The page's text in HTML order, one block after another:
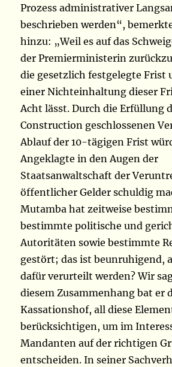
Prozess administrativer
beschrieben werden“,
hinzu: „Weil es auf das
der Premierministerin
die gesetzlich festgelegte Frist
einer Nichteinhaltung dieser
Acht lässt. Durch die Erfüllung
Construction geschlossenen
Ablauf der 10-tägigen Frist
Angeklagte in den Augen der
Staatsanwaltschaft der
öffentlicher Gelder schuldig
Mutamba hat zeitweise
bestimmte politische und
Autoritäten sowie bestimmte
gestört; das ist beunruhigend,
dafür verurteilt werden? Wir
diesem Zusammenhang bat er
Kassationshof, all diese
berücksichtigen, um im
Mandanten auf der richtigen
entscheiden. In seiner